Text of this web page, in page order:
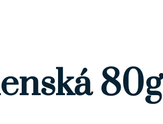
80g